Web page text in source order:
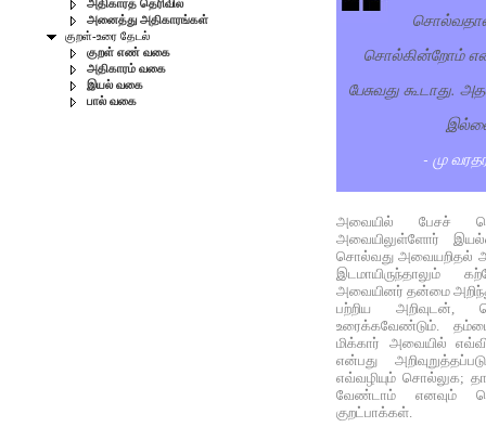
அதிகாரத் தெரிவில்
அனைத்து அதிகாரங்கள்
குறள்-உரை தேடல்
குறள் எண் வகை
அதிகாரம் வகை
இயல் வகை
பால் வகை
சொல்கின்றோம்
பேசுவது கூடாது.
- மு
அவையில் பேசச்
அவையிலுள்ளோர்
சொல்வது அவையறிதல்
இடமாயிருந்தாலும்
அவையினர் தன்மை
பற்றிய அறிவுடன்,
உரைக்கவேண்டும்.
மிக்கார் அவையில்
என்பது
எவ்வழியும் சொல்லுக;
வேண்டாம் எனவும்
குறட்பாக்கள்.